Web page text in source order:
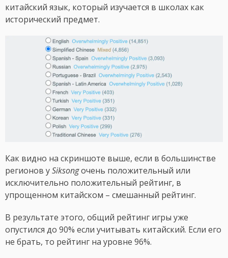
китайский язык, который изучается в школах как
исторический предмет.
Как видно на скриншоте выше, если в большинстве
регионов уSiksongочень положительный или
исключительно положительный рейтинг, в
упрощенном китайском – смешанный рейтинг.
В результате этого, общий рейтинг игры уже
опустился до 90% если учитывать китайский. Если его
не брать, то рейтинг на уровне 96%.